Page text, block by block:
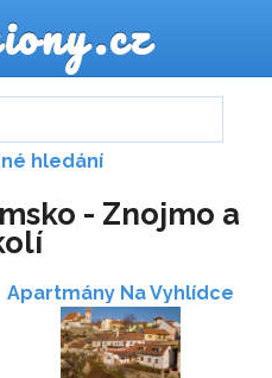
hledání
- Znojmo a
Apartmány Na Vyhlídce